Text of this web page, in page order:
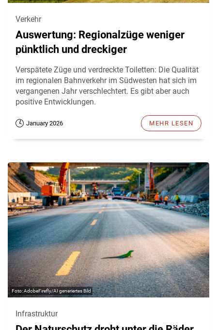
Verkehr
Auswertung: Regionalzüge weniger
pünktlich und dreckiger
Verspätete Züge und verdreckte Toiletten: Die Qualität
im regionalen Bahnverkehr im Südwesten hat sich im
vergangenen Jahr verschlechtert. Es gibt aber auch
positive Entwicklungen.
January 2026 MEHR LESEN
AdobeFirefly/AI generiertes Bild
Infrastruktur